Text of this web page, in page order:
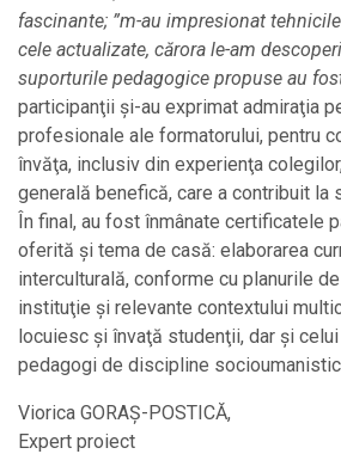
fascinante; ”m-au impresionat
cele actualizate, cărora le-am
suporturile pedagogice propuse au
participanţii şi-au exprimat admiraţia
profesionale ale formatorului, pentru
învăţa, inclusiv din experienţa
generală benefică, care a contribuit la
În final, au fost înmânate certificatele
oferită şi tema de casă: elaborarea
interculturală, conforme cu planurile
instituţie şi relevante contextului
locuiesc şi învaţă studenţii, dar şi
pedagogi de discipline
Viorica GORAŞ-POSTICĂ,
Expert proiect